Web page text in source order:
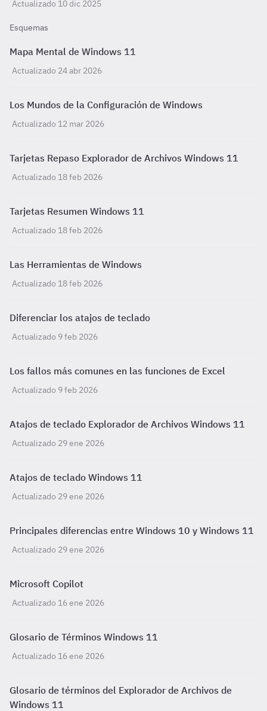
Actualizado 10 dic 2025
Esquemas
Mapa Mental de Windows 11
Actualizado 24 abr 2026
Los Mundos de la Configuración de Windows
Actualizado 12 mar 2026
Tarjetas Repaso Explorador de Archivos Windows 11
Actualizado 18 feb 2026
Tarjetas Resumen Windows 11
Actualizado 18 feb 2026
Las Herramientas de Windows
Actualizado 18 feb 2026
Diferenciar los atajos de teclado
Actualizado 9 feb 2026
Los fallos más comunes en las funciones de Excel
Actualizado 9 feb 2026
Atajos de teclado Explorador de Archivos Windows 11
Actualizado 29 ene 2026
Atajos de teclado Windows 11
Actualizado 29 ene 2026
Principales diferencias entre Windows 10 y Windows 11
Actualizado 29 ene 2026
Microsoft Copilot
Actualizado 16 ene 2026
Glosario de Términos Windows 11
Actualizado 16 ene 2026
Glosario de términos del Explorador de Archivos de
Windows 11